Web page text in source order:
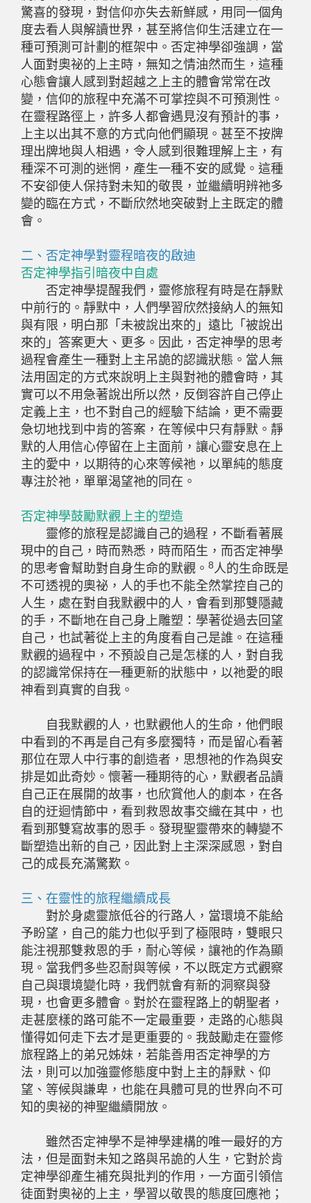
驚喜的發現，對信仰亦失去新鮮感，用同一個角
度去看人與解讀世界，甚至將信仰生活建立在一
種可預測可計劃的框架中。否定神學卻強調，當
人面對奧祕的上主時，無知之情油然而生，這種
心態會讓人感到對超越之上主的體會常常在改
變，信仰的旅程中充滿不可掌控與不可預測性。
在靈程路徑上，許多人都會遇見沒有預計的事，
上主以出其不意的方式向他們顯現。甚至不按牌
理出牌地與人相遇，令人感到很難理解上主，有
種深不可測的迷惘，產生一種不安的感覺。這種
不安卻使人保持對未知的敬畏，並繼續明辨祂多
變的臨在方式，不斷欣然地突破對上主既定的體
會。
二、否定神學對靈程暗夜的啟迪
否定神學指引暗夜中自處
否定神學提醒我們，靈修旅程有時是在靜默
中前行的。靜默中，人們學習欣然接納人的無知
與有限，明白那「未被說出來的」遠比「被說出
來的」答案更大、更多。因此，否定神學的思考
過程會產生一種對上主吊詭的認識狀態。當人無
法用固定的方式來說明上主與對祂的體會時，其
實可以不用急著說出所以然，反倒容許自己停止
定義上主，也不對自己的經驗下結論，更不需要
急切地找到中肯的答案，在等候中只有靜默。靜
默的人用信心停留在上主面前，讓心靈安息在上
主的愛中，以期待的心來等候祂，以單純的態度
專注於祂，單單渴望祂的同在。
否定神學鼓勵默觀上主的塑造
靈修的旅程是認識自己的過程，不斷看著展
現中的自己，時而熟悉，時而陌生，而否定神學
的思考會幫助對自身生命的默觀。 8人的生命既是
不可透視的奧祕，人的手也不能全然掌控自己的
人生，處在對自我默觀中的人，會看到那雙隱藏
的手，不斷地在自己身上雕塑：學著從過去回望
自己，也試著從上主的角度看自己是誰。在這種
默觀的過程中，不預設自己是怎樣的人，對自我
的認識常保持在一種更新的狀態中，以祂愛的眼
神看到真實的自我。
自我默觀的人，也默觀他人的生命，他們眼
中看到的不再是自己有多麼獨特，而是留心看著
那位在眾人中行事的創造者，思想祂的作為與安
排是如此奇妙。懷著一種期待的心，默觀者品讀
自己正在展開的故事，也欣賞他人的劇本，在各
自的迂迴情節中，看到救恩故事交織在其中，也
看到那雙寫故事的恩手。發現聖靈帶來的轉變不
斷塑造出新的自己，因此對上主深深感恩，對自
己的成長充滿驚歎。
三、在靈性的旅程繼續成長
對於身處靈旅低谷的行路人，當環境不能給
予盼望，自己的能力也似乎到了極限時，雙眼只
能注視那雙救恩的手，耐心等候，讓祂的作為顯
現。當我們多些忍耐與等候，不以既定方式觀察
自己與環境變化時，我們就會有新的洞察與發
現，也會更多體會。對於在靈程路上的朝聖者，
走甚麼樣的路可能不一定最重要，走路的心態與
懂得如何走下去才是更重要的。我鼓勵走在靈修
旅程路上的弟兄姊妹，若能善用否定神學的方
法，則可以加強靈修態度中對上主的靜默、仰
望、等候與謙卑，也能在具體可見的世界向不可
知的奧祕的神聖繼續開放。
雖然否定神學不是神學建構的唯一最好的方
法，但是面對未知之路與吊詭的人生，它對於肯
定神學卻產生補充與批判的作用，一方面引領信
徒面對奧祕的上主，學習以敬畏的態度回應祂；